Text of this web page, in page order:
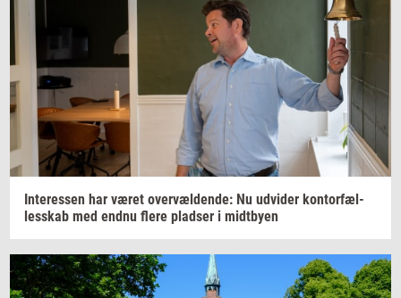
In­ter­es­sen har været over­væl­den­de: Nu ud­vi­der kon­tor­fæl­
les­skab med endnu flere plad­ser i midt­by­en